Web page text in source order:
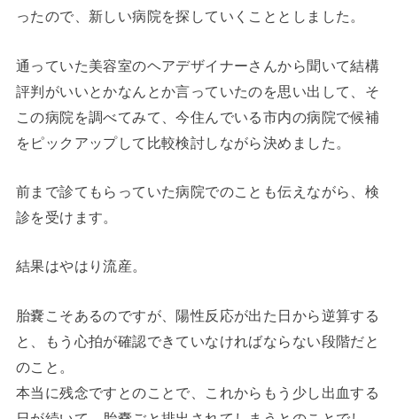
ったので、新しい病院を探していくこととしました。
通っていた美容室のヘアデザイナーさんから聞いて結構
評判がいいとかなんとか言っていたのを思い出して、そ
この病院を調べてみて、今住んでいる市内の病院で候補
をピックアップして比較検討しながら決めました。
前まで診てもらっていた病院でのことも伝えながら、検
診を受けます。
結果はやはり流産。
胎嚢こそあるのですが、陽性反応が出た日から逆算する
と、もう心拍が確認できていなければならない段階だと
のこと。
本当に残念ですとのことで、これからもう少し出血する